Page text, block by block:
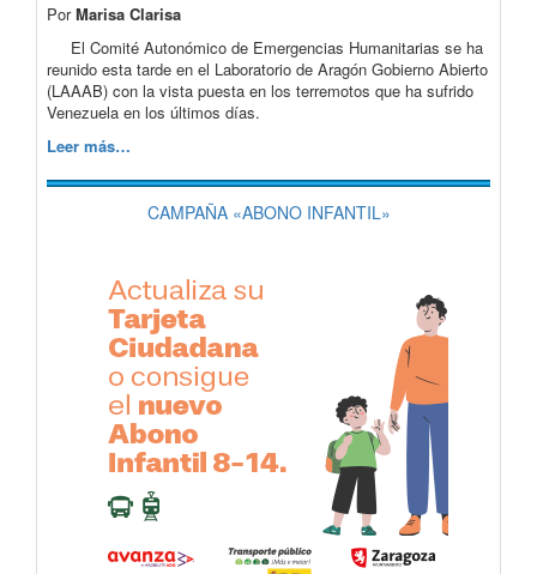
PorMarisa Clarisa
El Comité Autonómico de Emergencias Humanitarias se ha
reunido esta tarde en el Laboratorio de Aragón Gobierno Abierto
(LAAAB) con la vista puesta en los terremotos que ha sufrido
Venezuela en los últimos días.
Leer más…
CAMPAÑA «ABONO INFANTIL»